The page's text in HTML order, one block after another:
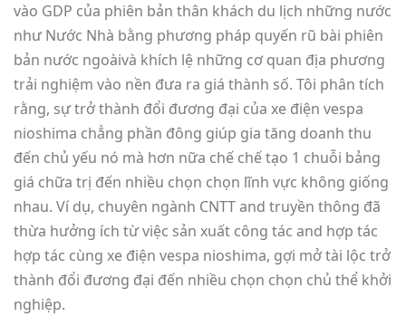
vào GDP của phiên bản thân khách du lịch những nước
như Nước Nhà bằng phương pháp quyến rũ bài phiên
bản nước ngoàivà khích lệ những cơ quan địa phương
trải nghiệm vào nền đưa ra giá thành số. Tôi phân tích
rằng, sự trở thành đổi đương đại của xe điện vespa
nioshima chẳng phần đông giúp gia tăng doanh thu
đến chủ yếu nó mà hơn nữa chế chế tạo 1 chuỗi bảng
giá chữa trị đến nhiều chọn chọn lĩnh vực không giống
nhau. Ví dụ, chuyên ngành CNTT and truyền thông đã
thừa hưởng ích từ việc sản xuất công tác and hợp tác
hợp tác cùng xe điện vespa nioshima, gợi mở tài lộc trở
thành đổi đương đại đến nhiều chọn chọn chủ thể khởi
nghiệp.